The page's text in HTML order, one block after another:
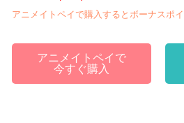
アニメイトペイで購入するとボーナスポ
アニメイトペイで
今すぐ購入